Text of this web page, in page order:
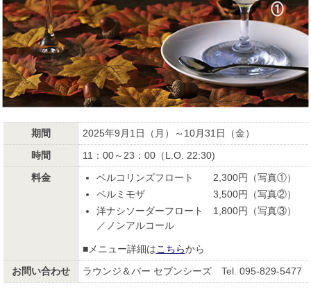
期間
2025年9月1日（月）～10月31日（金）
時間
11：00～23：00（L.O. 22:30)
料金
ベルコリンズフロート 2,300円（写真①）
ベルミモザ 3,500円（写真②）
洋ナシソーダーフロート 1,800円（写真③）
／ノンアルコール
■メニュー詳細はこちらから
お問い合わせ
ラウンジ＆バー セブンシーズ Tel. 095-829-5477